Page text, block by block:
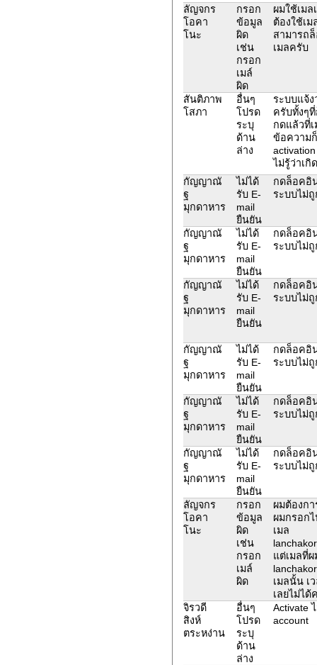
ลัญจกร
โอคา
โนะ
กรอก
ข้อมูล
ผิด
เช่น
กรอก
เมล์
ผิด
ผมใช้เมล
ต้องใช้เม
สามารถ
เมลครับ
สันติภาพ
โสภา
อื่นๆ
โปรด
ระบุ
ด้าน
ล่าง
ระบบแจ้ง
ครับทั้งๆ
กดแล้วที่
ข้อความ
ไม่รู้ว่าเกิ
กัญญาณั
ฐ
มุกดาหาร
ไม่ได้
รับ E-
mail
ยืนยัน
กดล็อคอิ
ระบบไม่ถู
กัญญาณั
ฐ
มุกดาหาร
ไม่ได้
รับ E-
mail
ยืนยัน
กดล็อคอิ
ระบบไม่ถู
กัญญาณั
ฐ
มุกดาหาร
ไม่ได้
รับ E-
mail
ยืนยัน
กดล็อคอิ
ระบบไม่ถู
กัญญาณั
ฐ
มุกดาหาร
ไม่ได้
รับ E-
mail
ยืนยัน
กดล็อคอิ
ระบบไม่ถู
กัญญาณั
ฐ
มุกดาหาร
ไม่ได้
รับ E-
mail
ยืนยัน
กดล็อคอิ
ระบบไม่ถู
กัญญาณั
ฐ
มุกดาหาร
ไม่ได้
รับ E-
mail
ยืนยัน
กดล็อคอิ
ระบบไม่ถู
ลัญจกร
โอคา
โนะ
กรอก
ข้อมูล
ผิด
เช่น
กรอก
เมล์
ผิด
ผมต้องก
ผมกรอก
เมล
แต่เมลที่
เมลนั้น เ
เลยไม่ได้
จิรวดี
สิงห์
ตระหง่าน
อื่นๆ
โปรด
ระบุ
ด้าน
ล่าง
Activate
account